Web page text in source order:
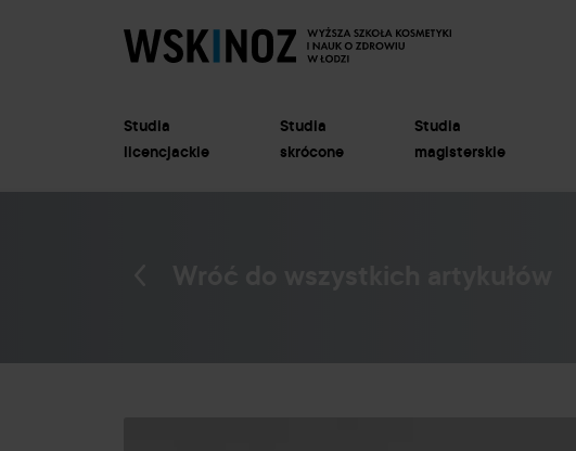
Studia
licencjackie
Studia
skrócone
Studia
magisterskie